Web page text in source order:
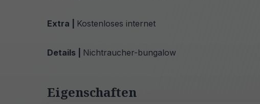
Extra | Kostenloses internet
Details | Nichtraucher-bungalow
Eigenschaften